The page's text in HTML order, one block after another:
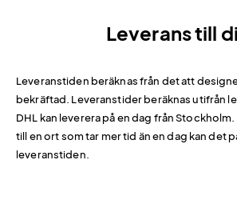
Leverans till
Leveranstiden beräknas från det att
bekräftad. Leveranstider beräknas utifrån
DHL kan leverera på en dag från
till en ort som tar mer tid än en dag kan det
leveranstiden.